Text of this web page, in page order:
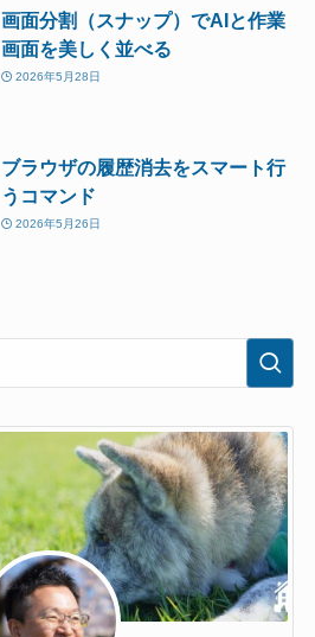
画面分割（スナップ）でAIと作業
画面を美しく並べる
2026年5月28日
ブラウザの履歴消去をスマート行
うコマンド
2026年5月26日